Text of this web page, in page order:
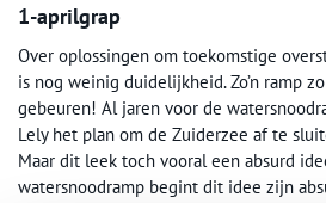
1-aprilgrap
Over oplossingen om toekomstige
is nog weinig duidelijkheid. Zo’n ramp
gebeuren! Al jaren voor de
Lely het plan om de Zuiderzee af te
Maar dit leek toch vooral een absurd
watersnoodramp begint dit idee zijn